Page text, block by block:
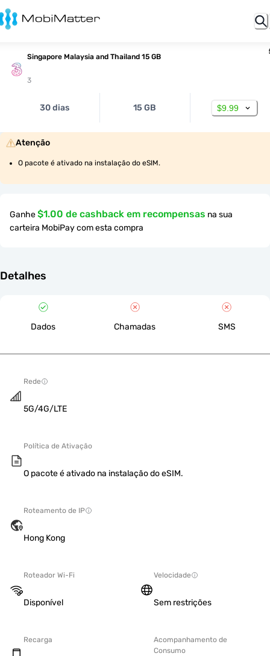
Singapore Malaysia and Thailand 15 GB
3
30 dias 15 GB $9.99
Atenção
O pacote é ativado na instalação do eSIM.
Ganhe$1.00 de cashback em recompensas na sua
carteira MobiPay com esta compra
Detalhes
Dados Chamadas SMS
Rede
5G/4G/LTE
Política de Ativação
O pacote é ativado na instalação do eSIM.
Roteamento de IP
Hong Kong
Roteador Wi-Fi
Disponível
Velocidade
Sem restrições
Recarga
Acompanhamento de
Consumo